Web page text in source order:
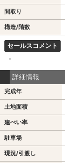
間取り
構造/階数
セールスコメント
-
詳細情報
完成年
土地面積
建ぺい率
駐車場
現況/引渡し